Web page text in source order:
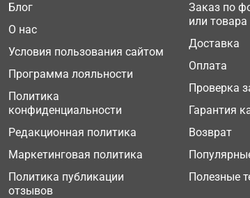
Блог
О нас
Условия пользования сайтом
Программа лояльности
Политика
конфиденциальности
Редакционная политика
Маркетинговая политика
Политика публикации
отзывов
Заказ по
или товара
Доставка
Оплата
Проверка
Гарантия
Возврат
Полезные